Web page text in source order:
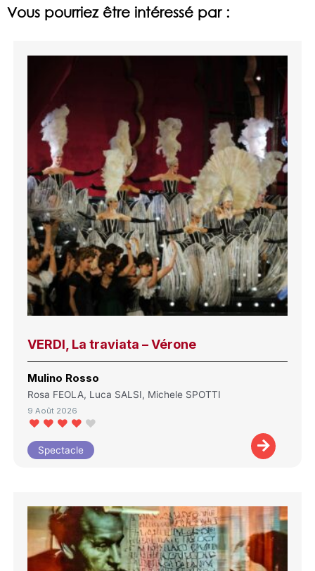
Vous pourriez être intéressé par :
VERDI, La traviata – Vérone
Mulino Rosso
Rosa FEOLA, Luca SALSI, Michele SPOTTI
9 Août 2026
Spectacle